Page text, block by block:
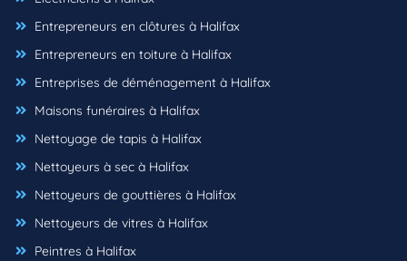
Entrepreneurs en clôtures à Halifax
Entrepreneurs en toiture à Halifax
Entreprises de déménagement à Halifax
Maisons funéraires à Halifax
Nettoyage de tapis à Halifax
Nettoyeurs à sec à Halifax
Nettoyeurs de gouttières à Halifax
Nettoyeurs de vitres à Halifax
Peintres à Halifax